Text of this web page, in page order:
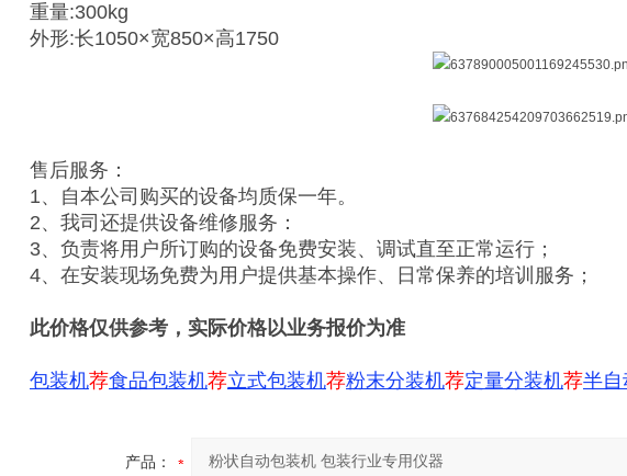
重量:300kg
外形:长1050×宽850×高1750
售后服务：
1、自本公司购买的设备均质保一年。
2、我司还提供设备维修服务：
3、负责将用户所订购的设备免费安装、调试直至正常运行；
4、在安装现场免费为用户提供基本操作、日常保养的培训服务；
此价格仅供参考，实际价格以业务报价为准
包装机荐食品包装机荐立式包装机荐粉末分装机荐定量分装机荐半自
产品：